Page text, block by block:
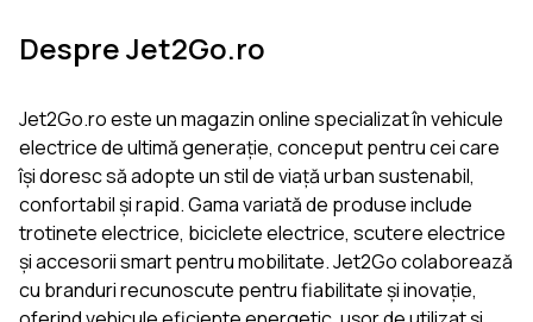
Despre Jet2Go.ro
Jet2Go.ro este un magazin online specializat în vehicule
electrice de ultimă generație, conceput pentru cei care
își doresc să adopte un stil de viață urban sustenabil,
confortabil și rapid. Gama variată de produse include
trotinete electrice, biciclete electrice, scutere electrice
și accesorii smart pentru mobilitate. Jet2Go colaborează
cu branduri recunoscute pentru fiabilitate și inovație,